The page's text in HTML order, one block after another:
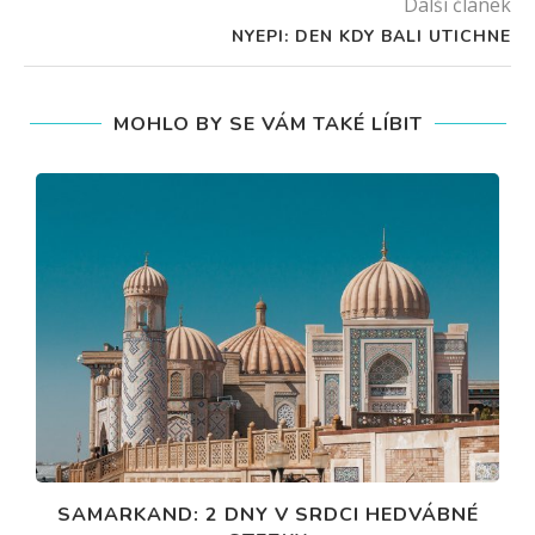
NYEPI: DEN KDY BALI UTICHNE
MOHLO BY SE VÁM TAKÉ LÍBIT
SAMARKAND: 2 DNY V SRDCI HEDVÁBNÉ